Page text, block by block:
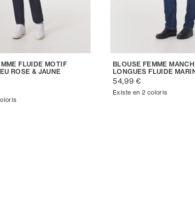
FLUIDE MOTIF
ROSE & JAUNE
BLOUSE FEMME
LONGUES FLUIDE
54,99 €
Existe en 2 coloris